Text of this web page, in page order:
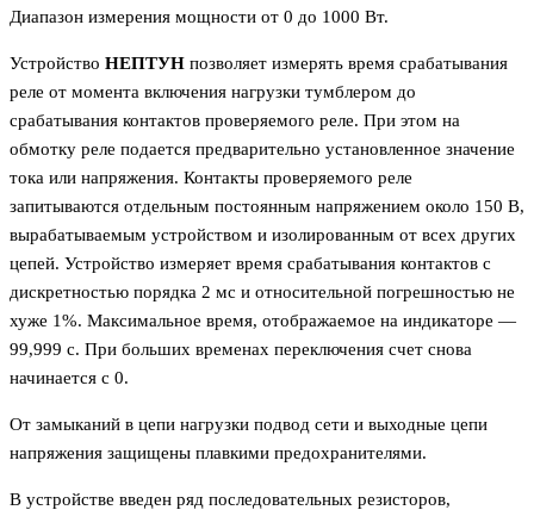
Диапазон измерения мощности от 0 до 1000 Вт.
Устройство НЕПТУН позволяет измерять время срабатывания
реле от момента включения нагрузки тумблером до
срабатывания контактов проверяемого реле. При этом на
обмотку реле подается предварительно установленное значение
тока или напряжения. Контакты проверяемого реле
запитываются отдельным постоянным напряжением около 150 В,
вырабатываемым устройством и изолированным от всех других
цепей. Устройство измеряет время срабатывания контактов с
дискретностью порядка 2 мс и относительной погрешностью не
хуже 1%. Максимальное время, отображаемое на индикаторе —
99,999 с. При больших временах переключения счет снова
начинается с 0.
От замыканий в цепи нагрузки подвод сети и выходные цепи
напряжения защищены плавкими предохранителями.
В устройстве введен ряд последовательных резисторов,